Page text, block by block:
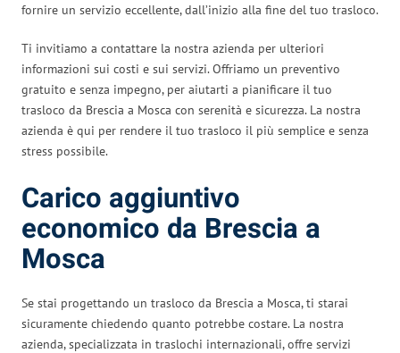
fornire un servizio eccellente, dall’inizio alla fine del tuo trasloco.
Ti invitiamo a contattare la nostra azienda per ulteriori
informazioni sui costi e sui servizi. Offriamo un preventivo
gratuito e senza impegno, per aiutarti a pianificare il tuo
trasloco da Brescia a Mosca con serenità e sicurezza. La nostra
azienda è qui per rendere il tuo trasloco il più semplice e senza
stress possibile.
Carico aggiuntivo
economico da Brescia a
Mosca
Se stai progettando un trasloco da Brescia a Mosca, ti starai
sicuramente chiedendo quanto potrebbe costare. La nostra
azienda, specializzata in traslochi internazionali, offre servizi